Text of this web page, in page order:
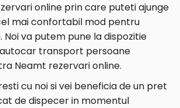
online prin care puteti ajunge
mai confortabil mod pentru
va putem pune la dispozitie
transport persoane
Neamt rezervari online.
cu noi si vei beneficia de un pret
de dispecer in momentul